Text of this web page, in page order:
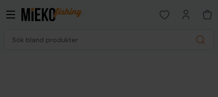
Search
Open favorites